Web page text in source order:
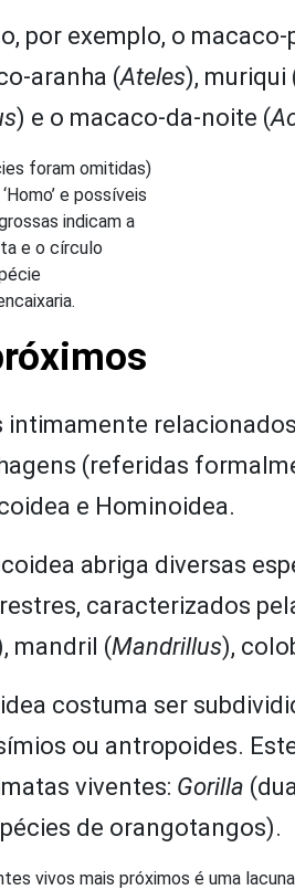
por exemplo, o macaco-
aranha (Ateles), muriqui
) e o macaco-da-noite (
foram omitidas)
e possíveis
indicam a
e o círculo
intimamente
(referidas
e Hominoidea.
abriga diversas
caracterizados
mandril (Mandrillus),
costuma ser
ou antropoides.
viventes: Gorilla
de orangotangos).
vivos mais próximos é uma